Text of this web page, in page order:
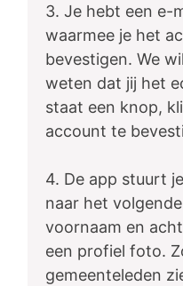
3. Je hebt een e-
waarmee je het
bevestigen. We
weten dat jij het
staat een knop,
account te
4. De app stuurt
naar het
voornaam en
een profiel foto.
gemeenteleden